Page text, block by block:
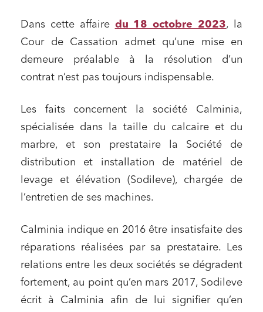
Dans cette affaire du 18 octobre 2023, la
Cour de Cassation admet qu’une mise en
demeure préalable à la résolution d’un
contrat n’est pas toujours indispensable.
Les faits concernent la société Calminia,
spécialisée dans la taille du calcaire et du
marbre, et son prestataire la Société de
distribution et installation de matériel de
levage et élévation (Sodileve), chargée de
l’entretien de ses machines.
Calminia indique en 2016 être insatisfaite des
réparations réalisées par sa prestataire. Les
relations entre les deux sociétés se dégradent
fortement, au point qu’en mars 2017, Sodileve
écrit à Calminia afin de lui signifier qu’en